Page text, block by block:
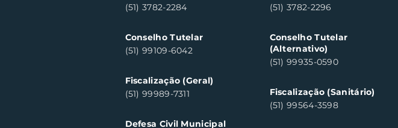
(51) 3782-2284
Conselho Tutelar
(51) 99109-6042
Fiscalização (Geral)
(51) 99989-7311
Defesa Civil Municipal
(51) 3782-2296
Conselho Tutelar
(Alternativo)
(51) 99935-0590
Fiscalização (Sanitário)
(51) 99564-3598